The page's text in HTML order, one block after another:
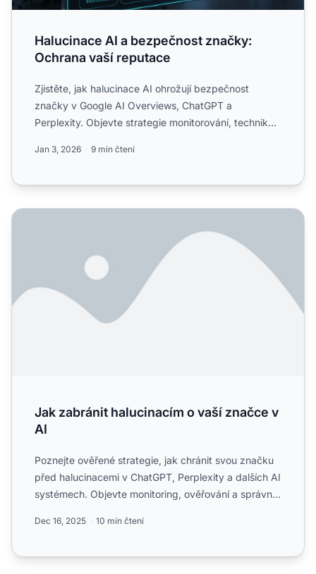
Halucinace AI a bezpečnost značky:
Ochrana vaší reputace
Zjistěte, jak halucinace AI ohrožují bezpečnost
značky v Google AI Overviews, ChatGPT a
Perplexity. Objevte strategie monitorování, techniky
Jan 3, 2026 9 min čtení
Jak zabránit halucinacím o vaší značce v AI
Jak zabránit halucinacím o vaší značce v
AI
Poznejte ověřené strategie, jak chránit svou značku
před halucinacemi v ChatGPT, Perplexity a dalších AI
systémech. Objevte monitoring, ověřování a správní
Dec 16, 2025 10 min čtení